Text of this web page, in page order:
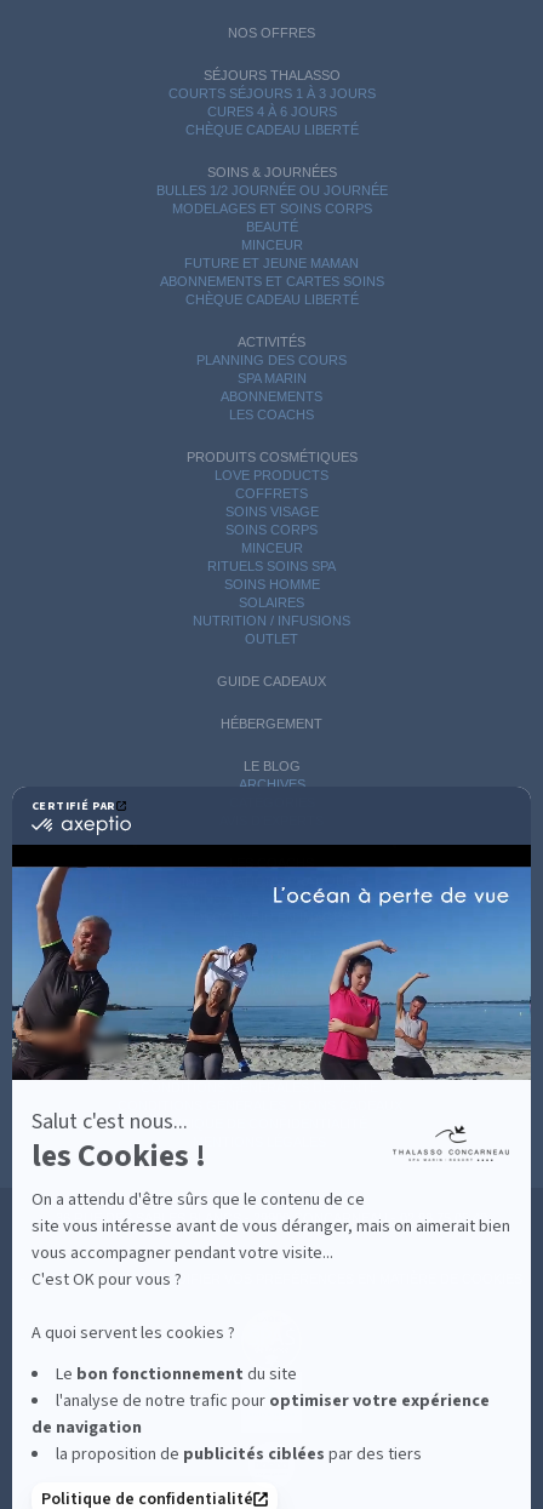
CERTIFIÉ PAR
certifié
Salut c'est nous...
les Cookies !
On a attendu d'être sûrs que le contenu de ce
site vous intéresse avant de vous déranger, mais on aimerait bien
vous accompagner pendant votre visite...
C'est OK pour vous ?
A quoi servent les cookies ?
Le bon fonctionnement du site
l'analyse de notre trafic pour optimiservotre expérience
de navigation
la proposition de publicités ciblées par des tiers
Politique de confidentialité
NOS OFFRES
SÉJOURS THALASSO
COURTS SÉJOURS 1 À 3 JOURS
CURES 4 À 6 JOURS
CHÈQUE CADEAU LIBERTÉ
SOINS & JOURNÉES
BULLES 1/2 JOURNÉE OU JOURNÉE
MODELAGES ET SOINS CORPS
BEAUTÉ
MINCEUR
FUTURE ET JEUNE MAMAN
ABONNEMENTS ET CARTES SOINS
CHÈQUE CADEAU LIBERTÉ
ACTIVITÉS
PLANNING DES COURS
SPA MARIN
ABONNEMENTS
LES COACHS
PRODUITS COSMÉTIQUES
LOVE PRODUCTS
COFFRETS
SOINS VISAGE
SOINS CORPS
MINCEUR
RITUELS SOINS SPA
SOINS HOMME
SOLAIRES
NUTRITION / INFUSIONS
OUTLET
GUIDE CADEAUX
HÉBERGEMENT
LE BLOG
ARCHIVES
SOINS AVEC HÉBERGEMENT
BONNES RAISONS DE VENIR
MON COMPTE
MON PANIER
ACCÈS
CONTACT
MESURES D'HYGIÈNE
POLITIQUE DE CONFIDENTIALITÉ
36 RUE DES SABLES BLANCS - 29900 CONCARNEAU - 02 98 75 05 40
CLIQUEZ-ICI POUR MODIFIER VOS PRÉFÉRENCES EN MATIÈRE DE COOKIES